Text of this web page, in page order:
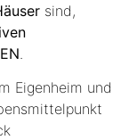
sind,
Eigenheim und